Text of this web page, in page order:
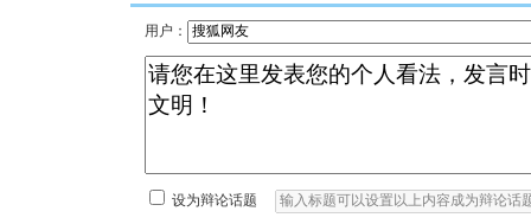
用户：
设为辩论话题